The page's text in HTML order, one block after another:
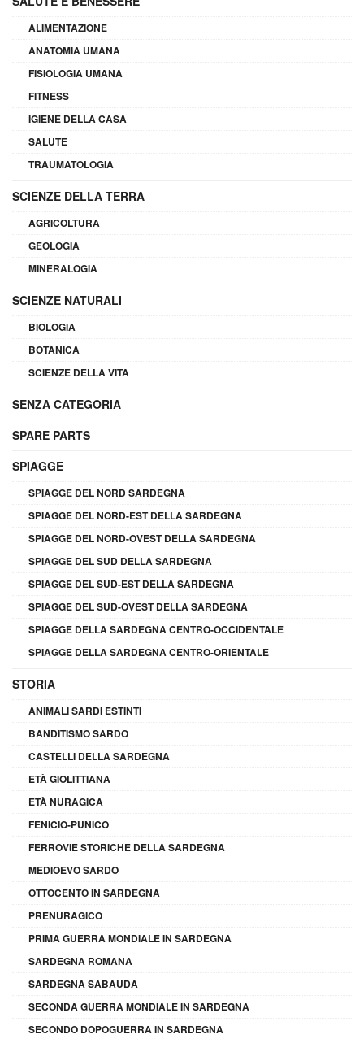
ALIMENTAZIONE
ANATOMIA UMANA
FISIOLOGIA UMANA
FITNESS
IGIENE DELLA CASA
SALUTE
TRAUMATOLOGIA
SCIENZE DELLA TERRA
AGRICOLTURA
GEOLOGIA
MINERALOGIA
SCIENZE NATURALI
BIOLOGIA
BOTANICA
SCIENZE DELLA VITA
SENZA CATEGORIA
SPARE PARTS
SPIAGGE
SPIAGGE DEL NORD SARDEGNA
SPIAGGE DEL NORD-EST DELLA SARDEGNA
SPIAGGE DEL NORD-OVEST DELLA SARDEGNA
SPIAGGE DEL SUD DELLA SARDEGNA
SPIAGGE DEL SUD-EST DELLA SARDEGNA
SPIAGGE DEL SUD-OVEST DELLA SARDEGNA
SPIAGGE DELLA SARDEGNA CENTRO-OCCIDENTALE
SPIAGGE DELLA SARDEGNA CENTRO-ORIENTALE
STORIA
ANIMALI SARDI ESTINTI
BANDITISMO SARDO
CASTELLI DELLA SARDEGNA
ETÀ GIOLITTIANA
ETÀ NURAGICA
FENICIO-PUNICO
FERROVIE STORICHE DELLA SARDEGNA
MEDIOEVO SARDO
OTTOCENTO IN SARDEGNA
PRENURAGICO
PRIMA GUERRA MONDIALE IN SARDEGNA
SARDEGNA ROMANA
SARDEGNA SABAUDA
SECONDA GUERRA MONDIALE IN SARDEGNA
SECONDO DOPOGUERRA IN SARDEGNA